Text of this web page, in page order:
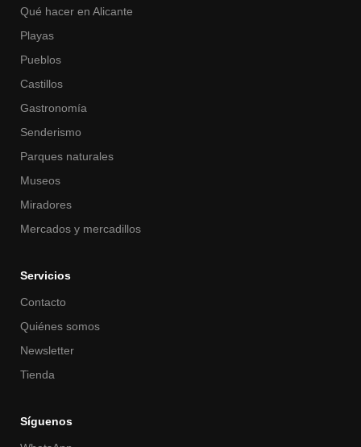
Qué hacer en Alicante
Playas
Pueblos
Castillos
Gastronomía
Senderismo
Parques naturales
Museos
Miradores
Mercados y mercadillos
Servicios
Contacto
Quiénes somos
Newsletter
Tienda
Síguenos